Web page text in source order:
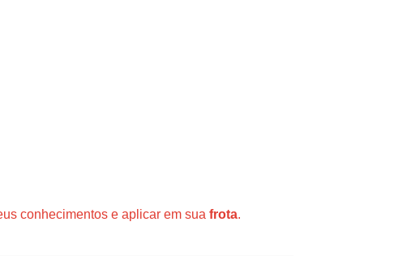
conhecimentos e aplicar em sua frota.